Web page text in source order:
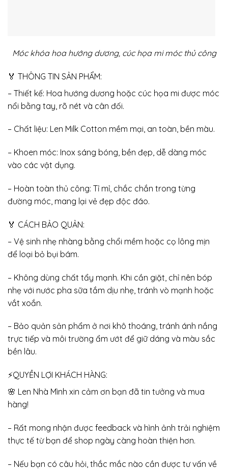
Móc khóa hoa hướng dương, cúc họa mi móc thủ công
🏅 THÔNG TIN SẢN PHẨM:
– Thiết kế: Hoa hướng dương hoặc cúc họa mi được móc
nổi bằng tay, rõ nét và cân đối.
– Chất liệu: Len Milk Cotton mềm mại, an toàn, bền màu.
– Khoen móc: Inox sáng bóng, bền đẹp, dễ dàng móc
vào các vật dụng.
– Hoàn toàn thủ công: Tỉ mỉ, chắc chắn trong từng
đường móc, mang lại vẻ đẹp độc đáo.
🏅 CÁCH BẢO QUẢN:
– Vệ sinh nhẹ nhàng bằng chổi mềm hoặc cọ lông mịn
để loại bỏ bụi bám.
– Không dùng chất tẩy mạnh. Khi cần giặt, chỉ nên bóp
nhẹ với nước pha sữa tắm dịu nhẹ, tránh vò mạnh hoặc
vắt xoắn.
– Bảo quản sản phẩm ở nơi khô thoáng, tránh ánh nắng
trực tiếp và môi trường ẩm ướt để giữ dáng và màu sắc
bền lâu.
⚡QUYỀN LỢI KHÁCH HÀNG:
🌸 Len Nhà Mình xin cảm ơn bạn đã tin tưởng và mua
hàng!
– Rất mong nhận được feedback và hình ảnh trải nghiệm
thực tế từ bạn để shop ngày càng hoàn thiện hơn.
– Nếu bạn có câu hỏi, thắc mắc nào cần được tư vấn về